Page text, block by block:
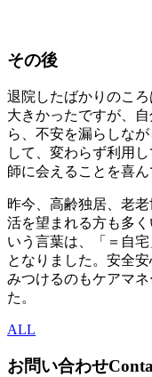
その後
退院したばかりのこ
大きかったですが、
ら、不安を漏らしな
して、変わらず利用
師に会えることを喜ん
昨今、高齢独居、老
活を望まれる方も多
いう言葉は、「＝自
となりました。安全
みつけるのもケアマ
た。
ALL
お問い合わせ